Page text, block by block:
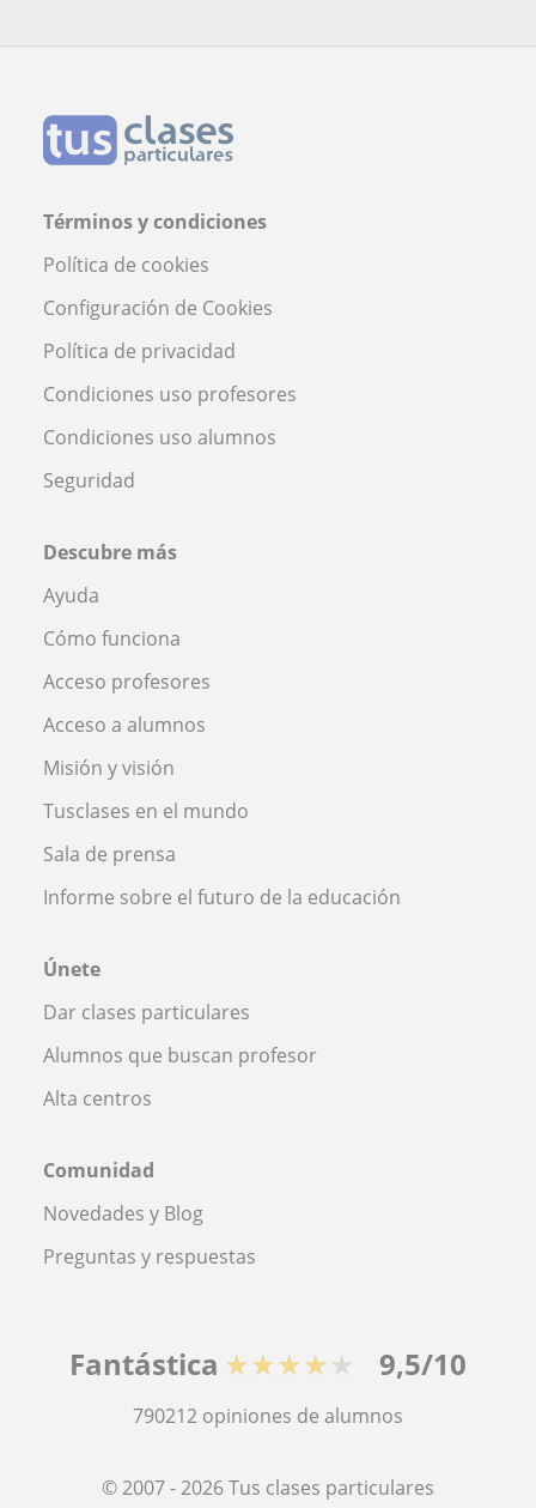
Términos y condiciones
Política de cookies
Configuración de Cookies
Política de privacidad
Condiciones uso profesores
Condiciones uso alumnos
Seguridad
Descubre más
Ayuda
Cómo funciona
Acceso profesores
Acceso a alumnos
Misión y visión
Tusclases en el mundo
Sala de prensa
Informe sobre el futuro de la educación
Únete
Dar clases particulares
Alumnos que buscan profesor
Alta centros
Comunidad
Novedades y Blog
Preguntas y respuestas
Fantástica ★★★★★ 9,5/10
790212 opiniones de alumnos
© 2007 - 2026 Tus clases particulares